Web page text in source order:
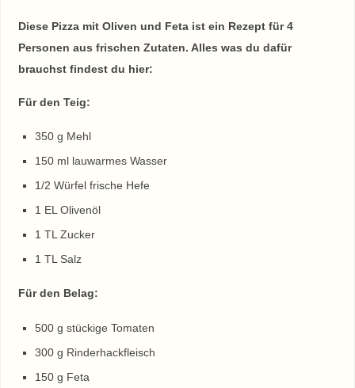
Diese Pizza mit Oliven und Feta ist ein Rezept für 4
Personen aus frischen Zutaten. Alles was du dafür
brauchst findest du hier:
Für den Teig:
350 g Mehl
150 ml lauwarmes Wasser
1/2 Würfel frische Hefe
1 EL Olivenöl
1 TL Zucker
1 TL Salz
Für den Belag:
500 g stückige Tomaten
300 g Rinderhackfleisch
150 g Feta